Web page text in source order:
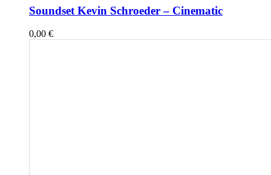
Soundset Kevin Schroeder – Cinematic
0,00 €